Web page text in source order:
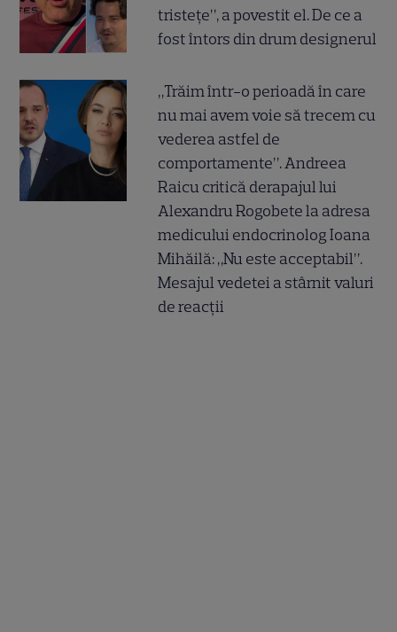
tristețe”, a povestit el. De ce a
fost întors din drum designerul
„Trăim într-o perioadă în care
nu mai avem voie să trecem cu
vederea astfel de
comportamente”. Andreea
Raicu critică derapajul lui
Alexandru Rogobete la adresa
medicului endocrinolog Ioana
Mihăilă: „Nu este acceptabil”.
Mesajul vedetei a stârnit valuri
de reacții